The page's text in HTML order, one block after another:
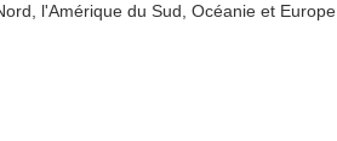
l'Amérique du Sud, Océanie et Europe